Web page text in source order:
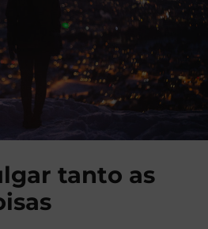
tanto as